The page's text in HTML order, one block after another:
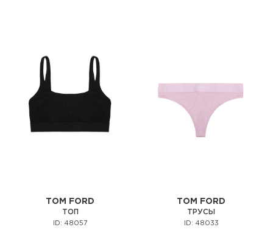
TOM FORD
ТОП
ID: 48057
TOM FORD
ТРУСЫ
ID: 48033